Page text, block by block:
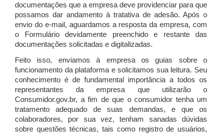
documentações que a empresa deve providenciar para que
possamos dar andamento à tratativa de adesão. Após o
envio do e-mail, aguardamos a resposta da empresa, com
o Formulário devidamente preenchido e restante das
documentações solicitadas e digitalizadas.
Feito isso, enviamos à empresa os guias sobre o
funcionamento da plataforma e solicitamos sua leitura. Seu
conhecimento é de fundamental importância a todos os
representantes da empresa que utilizarão o
Consumidor.gov.br, a fim de que o consumidor tenha um
tratamento adequado de suas demandas, e que os
colaboradores, por sua vez, tenham sanadas dúvidas
sobre questões técnicas, tais como registro de usuários,